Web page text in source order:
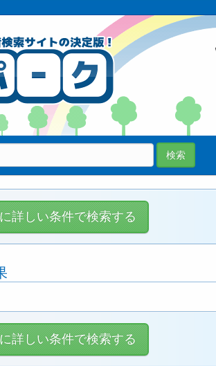
検索
詳しい条件で検索する
詳しい条件で検索する